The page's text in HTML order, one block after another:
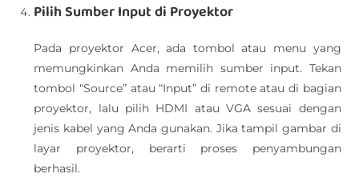
Pilih Sumber Input di Proyektor
Pada proyektor Acer, ada tombol atau menu yang
memungkinkan Anda memilih sumber input. Tekan
tombol “Source” atau “Input” di remote atau di bagian
proyektor, lalu pilih HDMI atau VGA sesuai dengan
jenis kabel yang Anda gunakan. Jika tampil gambar di
layar proyektor, berarti proses penyambungan
berhasil.